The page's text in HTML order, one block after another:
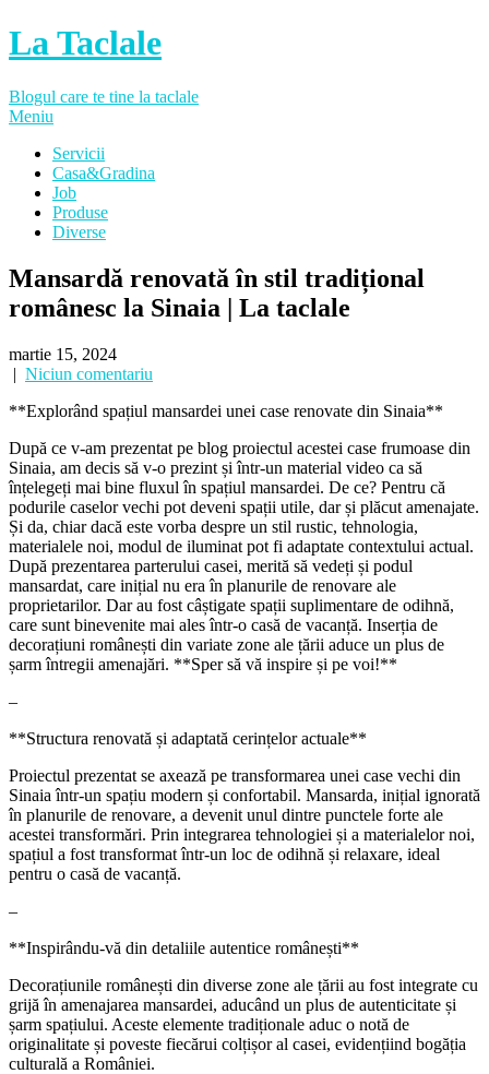
La Taclale
Blogul care te tine la taclale
Meniu
Servicii
Casa&Gradina
Job
Produse
Diverse
Mansardă renovată în stil tradițional
românesc la Sinaia | La taclale
martie 15, 2024
| Niciun comentariu
**Explorând spațiul mansardei unei case renovate din Sinaia**
După ce v-am prezentat pe blog proiectul acestei case frumoase din
Sinaia, am decis să v-o prezint și într-un material video ca să
înțelegeți mai bine fluxul în spațiul mansardei. De ce? Pentru că
podurile caselor vechi pot deveni spații utile, dar și plăcut amenajate.
Și da, chiar dacă este vorba despre un stil rustic, tehnologia,
materialele noi, modul de iluminat pot fi adaptate contextului actual.
După prezentarea parterului casei, merită să vedeți și podul
mansardat, care inițial nu era în planurile de renovare ale
proprietarilor. Dar au fost câștigate spații suplimentare de odihnă,
care sunt binevenite mai ales într-o casă de vacanță. Inserția de
decorațiuni românești din variate zone ale țării aduce un plus de
șarm întregii amenajări. **Sper să vă inspire și pe voi!**
–
**Structura renovată și adaptată cerințelor actuale**
Proiectul prezentat se axează pe transformarea unei case vechi din
Sinaia într-un spațiu modern și confortabil. Mansarda, inițial ignorată
în planurile de renovare, a devenit unul dintre punctele forte ale
acestei transformări. Prin integrarea tehnologiei și a materialelor noi,
spațiul a fost transformat într-un loc de odihnă și relaxare, ideal
pentru o casă de vacanță.
–
**Inspirându-vă din detaliile autentice românești**
Decorațiunile românești din diverse zone ale țării au fost integrate cu
grijă în amenajarea mansardei, aducând un plus de autenticitate și
șarm spațiului. Aceste elemente tradiționale aduc o notă de
originalitate și poveste fiecărui colțișor al casei, evidențiind bogăția
culturală a României.